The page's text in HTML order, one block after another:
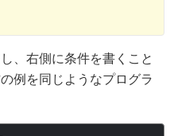
、右側に条件を書くこと
例を同じようなプログラ